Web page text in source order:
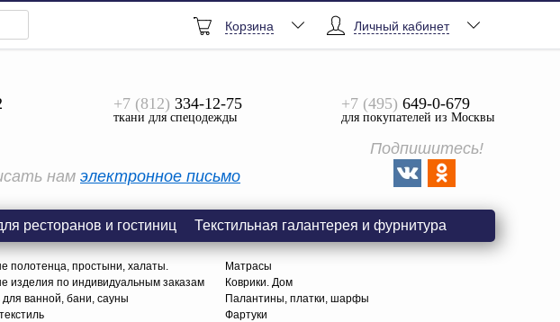
Все
Личный кабинет
Корзина
+7 (812) 334-12-75
ткани для спецодежды
+7 (495) 649-0-679
для покупателей из Москвы
нам электронное письмо
Подпишитесь!
ресторанов и гостиниц Текстильная галантерея и фурнитура
полотенца, простыни, халаты.
изделия по индивидуальным заказам
для ванной, бани, сауны
Матрасы
Коврики. Дом
Палантины, платки, шарфы
Фартуки